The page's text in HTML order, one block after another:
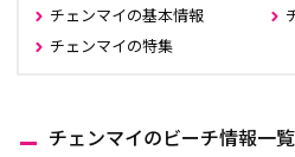
チェンマイの基本情報
チェンマイの特集
チェンマイのビーチ情報一